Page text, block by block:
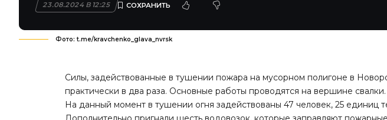
23.08.2024 В 12:25
Фото: t.me/kravchenko_glava_nvrsk
Силы, задействованные в тушении пожара на мусорном полигоне в
практически в два раза. Основные работы проводятся на вершине свалки.
На данный момент в тушении огня задействованы 47 человек, 25 единиц